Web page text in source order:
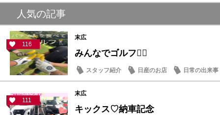
人気の記事
116
末広
みんなでゴルフ🏌️‍♂️
スタッフ紹介 日産のお店 日常の出来事
111
末広
キックス♡納車記念